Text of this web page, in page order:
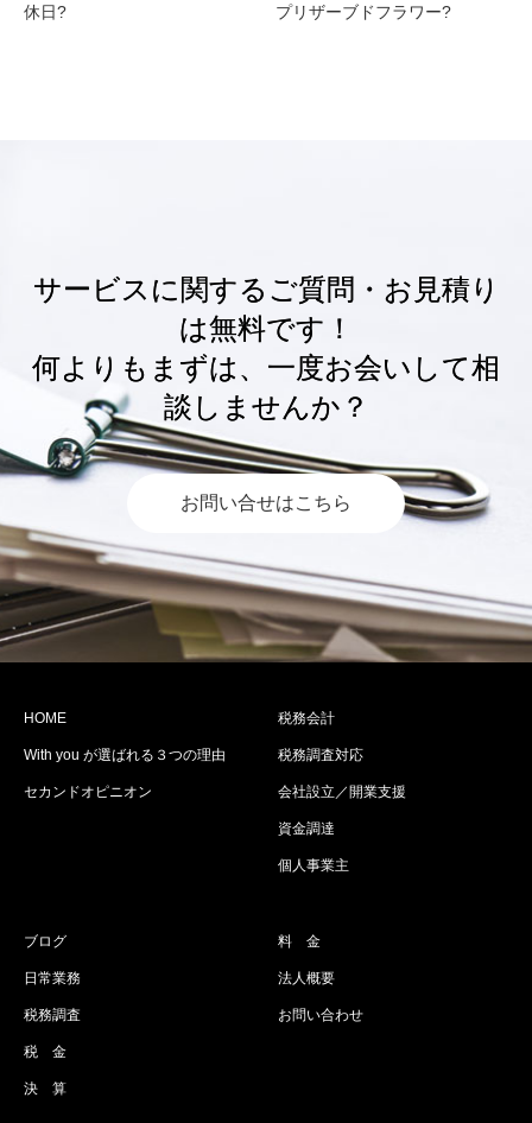
休日? プリザーブドフラワー?
サービスに関するご質問・お見積り
は無料です！
何よりもまずは、一度お会いして相
談しませんか？
お問い合せはこちら
HOME
With you が選ばれる３つの理由
セカンドオピニオン
税務会計
税務調査対応
会社設立／開業支援
資金調達
個人事業主
ブログ
日常業務
税務調査
税 金
決 算
料 金
法人概要
お問い合わせ